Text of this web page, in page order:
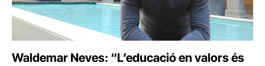
Waldemar Neves: “L’educació en valors és